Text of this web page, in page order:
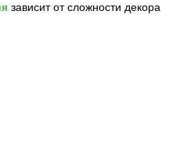
зависит от сложности декора